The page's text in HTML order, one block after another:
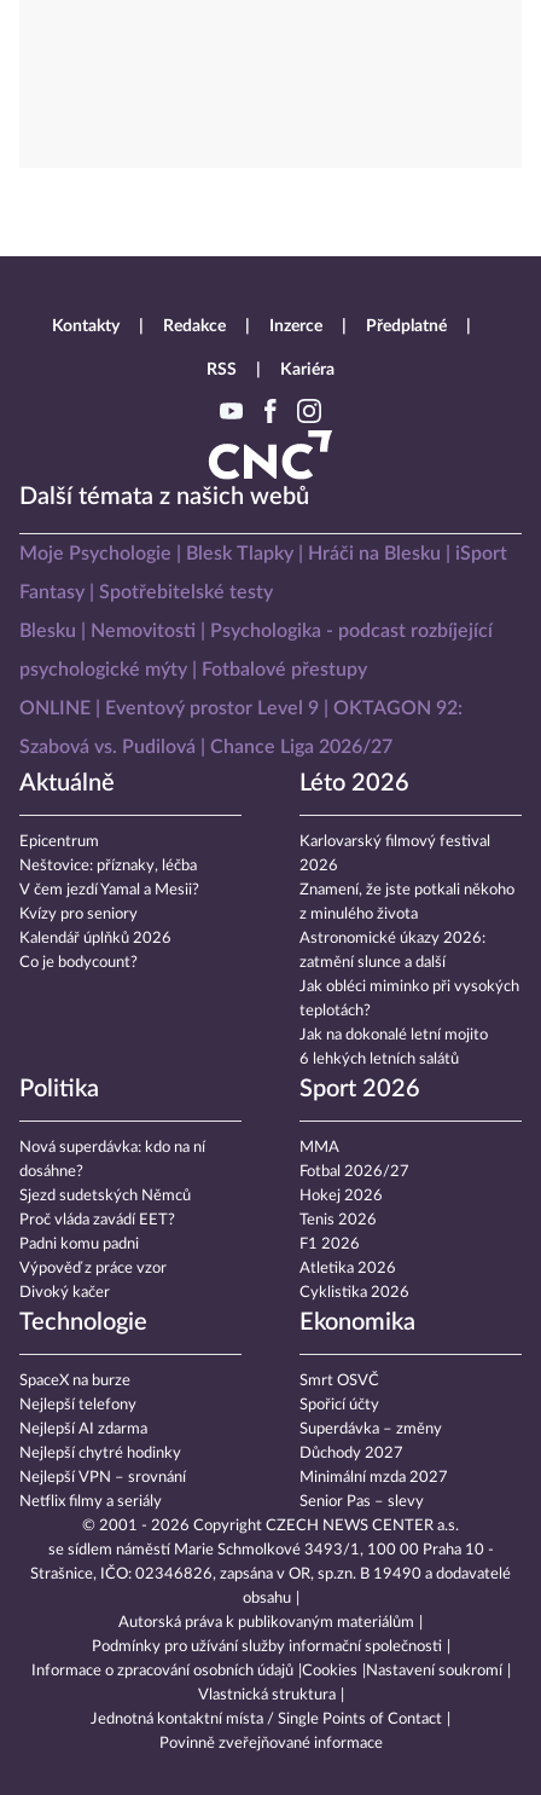
Další témata z našich webů
Moje Psychologie Blesk Tlapky Hráči na Blesku
iSport
Fantasy
Spotřebitelské testy
Blesku
Nemovitosti
Psychologika - podcast rozbíjející
psychologické mýty
Fotbalové přestupy
ONLINE
Eventový prostor Level 9
OKTAGON 92:
Szabová vs. Pudilová
Chance Liga 2026/27
Aktuálně
Epicentrum
Neštovice: příznaky, léčba
V čem jezdí Yamal a Mesii?
Kvízy pro seniory
Kalendář úplňků 2026
Co je bodycount?
Léto 2026
Karlovarský filmový festival
2026
Znamení, že jste potkali někoho
z minulého života
Astronomické úkazy 2026:
zatmění slunce a další
Jak obléci miminko při vysokých
teplotách?
Jak na dokonalé letní mojito
6 lehkých letních salátů
Politika
Nová superdávka: kdo na ní
dosáhne?
Sjezd sudetských Němců
Proč vláda zavádí EET?
Padni komu padni
Výpověď z práce vzor
Divoký kačer
Sport 2026
MMA
Fotbal 2026/27
Hokej 2026
Tenis 2026
F1 2026
Atletika 2026
Cyklistika 2026
Technologie
SpaceX na burze
Nejlepší telefony
Nejlepší AI zdarma
Nejlepší chytré hodinky
Nejlepší VPN – srovnání
Netflix filmy a seriály
Ekonomika
Smrt OSVČ
Spořicí účty
Superdávka – změny
Důchody 2027
Minimální mzda 2027
Senior Pas – slevy
Kontakty Redakce Inzerce Předplatné
RSS Kariéra
© 2001 - 2026 Copyright CZECH NEWS CENTER a.s.
se sídlem náměstí Marie Schmolkové 3493/1, 100 00 Praha 10 -
Strašnice, IČO: 02346826, zapsána v OR, sp.zn. B 19490 a dodavatelé
obsahu
Autorská práva k publikovaným materiálům
Podmínky pro užívání služby informační společnosti
Informace o zpracování osobních údajů Cookies
Nastavení soukromí
Vlastnická struktura
Jednotná kontaktní místa / Single Points of Contact
Povinně zveřejňované informace